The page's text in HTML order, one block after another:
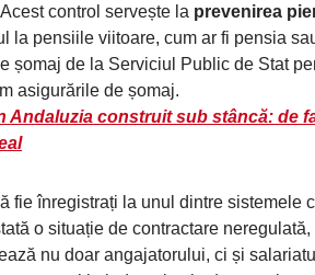
Acest control servește la prevenirea
la pensiile viitoare, cum ar fi pensia
șomaj de la Serviciul Public de Stat
asigurările de șomaj.
Andaluzia construit sub stâncă: de
fie înregistrați la unul dintre sistemele
o situație de contractare
nu doar angajatorului, ci și